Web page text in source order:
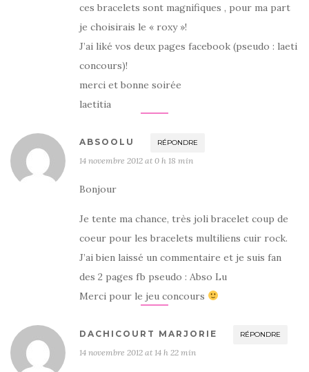
ces bracelets sont magnifiques , pour ma part
je choisirais le « roxy »!
J’ai liké vos deux pages facebook (pseudo : laeti
concours)!
merci et bonne soirée
laetitia
ABSOOLU RÉPONDRE
14 novembre 2012 at 0 h 18 min
Bonjour
Je tente ma chance, très joli bracelet coup de
coeur pour les bracelets multiliens cuir rock.
J’ai bien laissé un commentaire et je suis fan
des 2 pages fb pseudo : Abso Lu
Merci pour le jeu concours
DACHICOURT MARJORIE RÉPONDRE
14 novembre 2012 at 14 h 22 min